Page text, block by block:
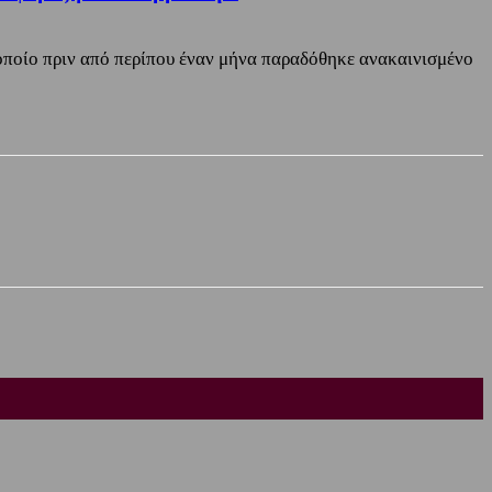
πριν από περίπου έναν μήνα παραδόθηκε ανακαινισμένο